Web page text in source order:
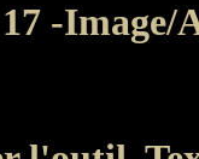
17 -Image/